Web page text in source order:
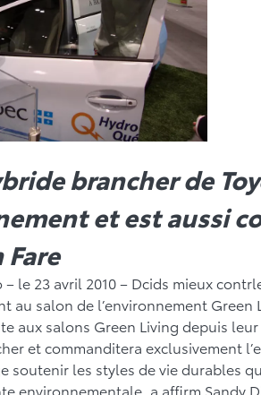
brancher de
et est aussi
Fare
– le 23 avril 2010 – Dcids mieux
au salon de l’environnement
aux salons Green Living depuis
et commanditera exclusivement
soutenir les styles de vie durables
environnementale, a affirm Sandy